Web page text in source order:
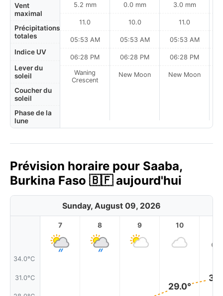
Vent
maximal
Précipitations
totales
Indice UV
Lever du
soleil
Coucher du
soleil
Phase de la
lune
5.2 mm
11.0
05:53 AM
06:28 PM
Waning
Crescent
0.0 mm
10.0
05:53 AM
06:28 PM
New Moon
3.0 mm
11.0
05:53 AM
06:28 PM
New Moon
Prévision horaire pour Saaba,
Burkina Faso 🇧🇫 aujourd'hui
Sunday, August 09, 2026
34.0°C
31.0°C
7 8 9 10
29.0°